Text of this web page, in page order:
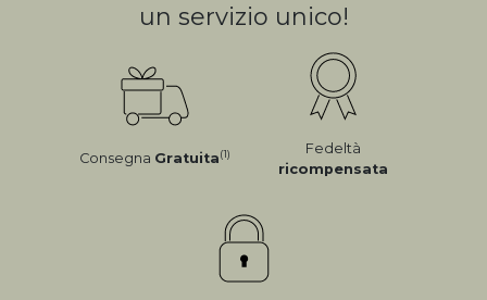
un servizio unico!
Consegna Gratuita(1)
Fedeltà
ricompensata